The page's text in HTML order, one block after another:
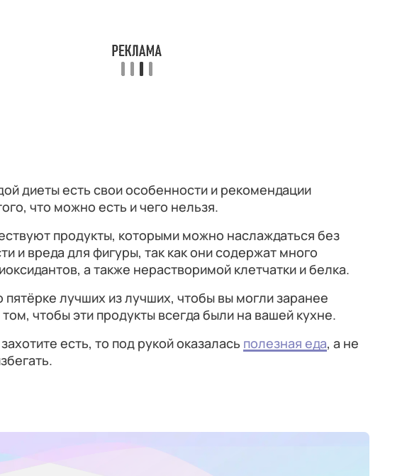
диеты есть свои особенности и рекомендации
что можно есть и чего нельзя.
продукты, которыми можно наслаждаться без
и вреда для фигуры, так как они содержат много
а также нерастворимой клетчатки и белка.
пятёрке лучших из лучших, чтобы вы могли заранее
том, чтобы эти продукты всегда были на вашей кухне.
есть, то под рукой оказалась полезная еда, а не